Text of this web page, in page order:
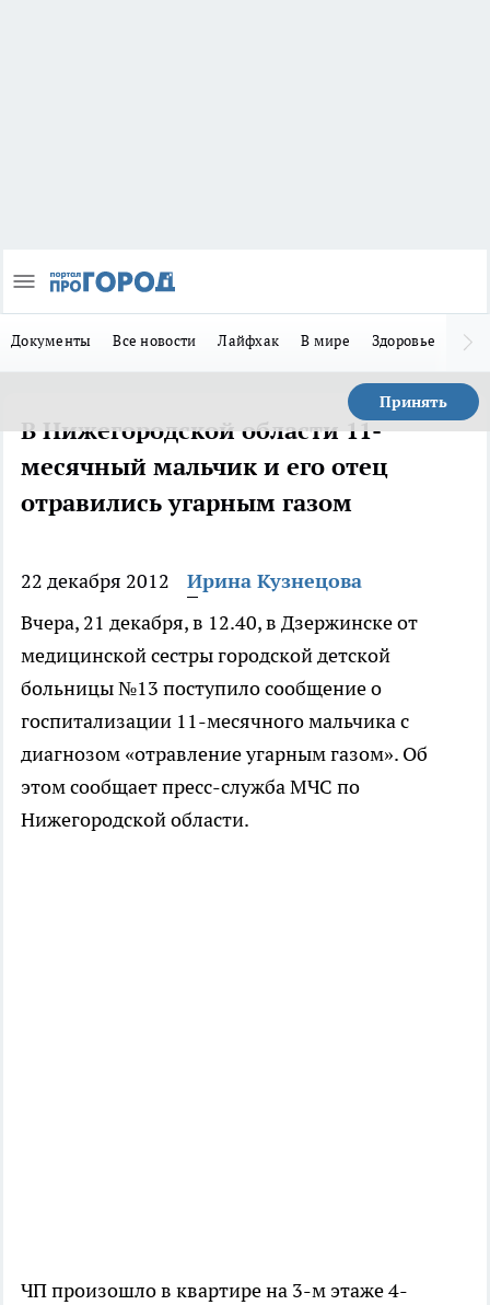
Документы Все новости Лайфхак В мире Здоровье
Принять
В Нижегородской области 11-
месячный мальчик и его отец
отравились угарным газом
22 декабря 2012
Ирина Кузнецова
Вчера, 21 декабря, в 12.40, в Дзержинске от
медицинской сестры городской детской
больницы №13 поступило сообщение о
госпитализации 11-месячного мальчика с
диагнозом «отравление угарным газом». Об
этом сообщает пресс-служба МЧС по
Нижегородской области.
ЧП произошло в квартире на 3-м этаже 4-